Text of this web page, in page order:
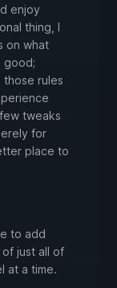
enjoy
thing, I
on what
good;
rules
tweaks
for
place to
to add
of just all of
at a time.